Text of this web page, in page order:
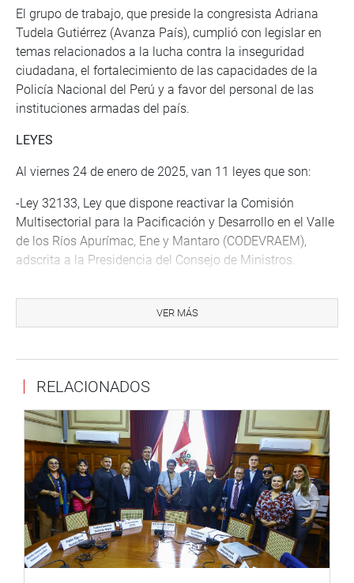
El grupo de trabajo, que preside la congresista Adriana
Tudela Gutiérrez (Avanza País), cumplió con legislar en
temas relacionados a la lucha contra la inseguridad
ciudadana, el fortalecimiento de las capacidades de la
Policía Nacional del Perú y a favor del personal de las
instituciones armadas del país.
LEYES
Al viernes 24 de enero de 2025, van 11 leyes que son:
-Ley 32133, Ley que dispone reactivar la Comisión
Multisectorial para la Pacificación y Desarrollo en el Valle
de los Ríos Apurímac, Ene y Mantaro (CODEVRAEM),
adscrita a la Presidencia del Consejo de Ministros.
cambio de categoría de suboficiales con profesión de
abogado a la categoría de oficiales de la Policía Nacional
-Ley 32130, Ley que fortalece la función de investigación
criminal de la Policía Nacional del Perú.
-Ley 32173, Ley que autoriza al Ministerio de Interior para
revisar los casos de vulneración de derechos del personal
de la Sanidad de la Policía Nacional del Perú.
-Ley 32158, Ley que aprueba medidas en materia
presupuestal que permitan al Instituto del Mar del Perú
(IMARPE), fortalecer la capacidad de investigación
científica para el aprovechamiento sostenible de los
VER MÁS
RELACIONADOS